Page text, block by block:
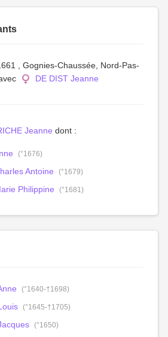
, Gognies-Chaussée, Nord-Pas-
DE DIST Jeanne
Jeanne dont :
(°1676)
Antoine (°1679)
Philippine (°1681)
(°1640-†1698)
(°1645-†1705)
(°1650)